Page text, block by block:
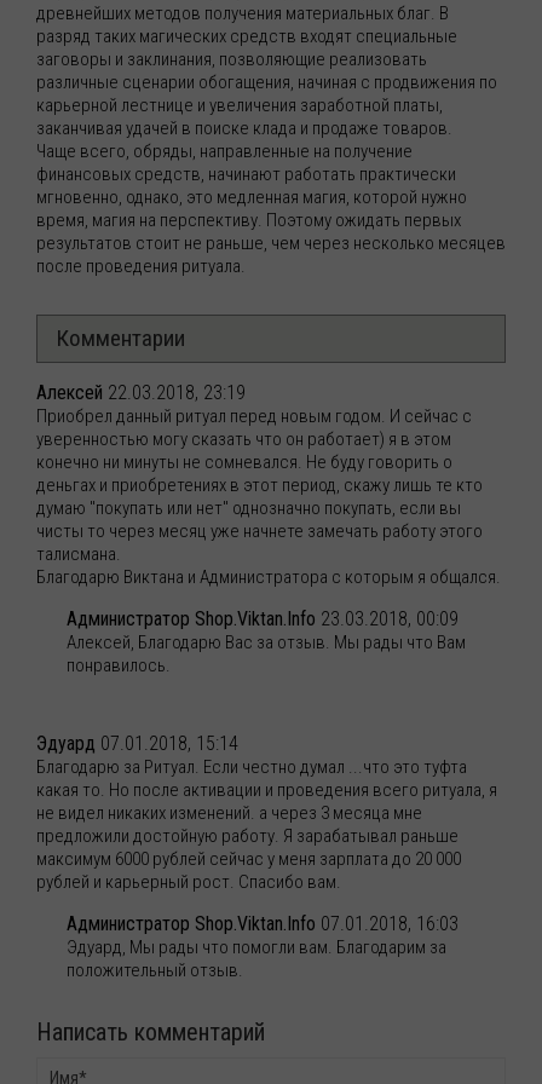
древнейших методов получения материальных благ. В
разряд таких магических средств входят специальные
заговоры и заклинания, позволяющие реализовать
различные сценарии обогащения, начиная с продвижения по
карьерной лестнице и увеличения заработной платы,
заканчивая удачей в поиске клада и продаже товаров.
Чаще всего, обряды, направленные на получение
финансовых средств, начинают работать практически
мгновенно, однако, это медленная магия, которой нужно
время, магия на перспективу. Поэтому ожидать первых
результатов стоит не раньше, чем через несколько месяцев
после проведения ритуала.
Комментарии
Алексей 22.03.2018, 23:19
Приобрел данный ритуал перед новым годом. И сейчас с
уверенностью могу сказать что он работает) я в этом
конечно ни минуты не сомневался. Не буду говорить о
деньгах и приобретениях в этот период, скажу лишь те кто
думаю "покупать или нет" однозначно покупать, если вы
чисты то через месяц уже начнете замечать работу этого
талисмана.
Благодарю Виктана и Администратора с которым я общался.
Администратор Shop.Viktan.Info 23.03.2018, 00:09
Алексей, Благодарю Вас за отзыв. Мы рады что Вам
понравилось.
Эдуард 07.01.2018, 15:14
Благодарю за Ритуал. Если честно думал ...что это туфта
какая то. Но после активации и проведения всего ритуала, я
не видел никаких изменений. а через 3 месяца мне
предложили достойную работу. Я зарабатывал раньше
максимум 6000 рублей сейчас у меня зарплата до 20 000
рублей и карьерный рост. Спасибо вам.
Администратор Shop.Viktan.Info 07.01.2018, 16:03
Эдуард, Мы рады что помогли вам. Благодарим за
положительный отзыв.
Написать комментарий